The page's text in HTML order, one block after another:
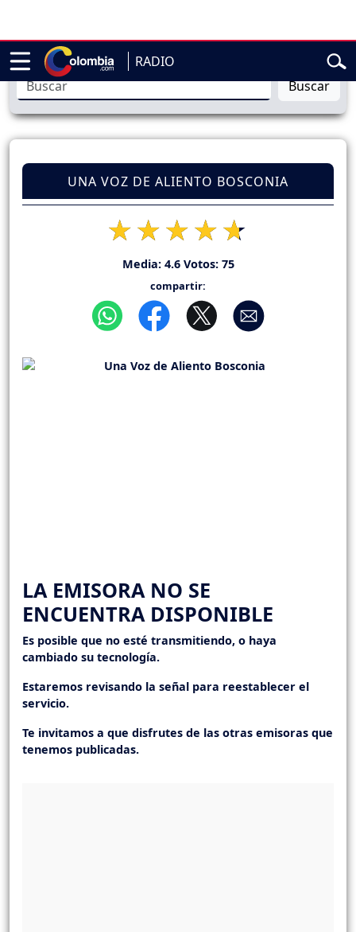
RADIO
de Abelardo de la Espriella
Buscar
UNA VOZ DE ALIENTO BOSCONIA
Media: 4.6Votos: 75
compartir:
LA EMISORA NO SE
ENCUENTRA DISPONIBLE
Es posible que no esté transmitiendo, o haya
cambiado su tecnología.
Estaremos revisando la señal para reestablecer el
servicio.
Te invitamos a que disfrutes de las otras emisoras que
tenemos publicadas.